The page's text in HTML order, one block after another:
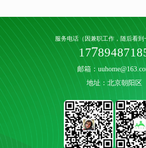
服务电话（因兼职工作，随后看到
1 778948718
邮箱：
地址：北京朝阳区